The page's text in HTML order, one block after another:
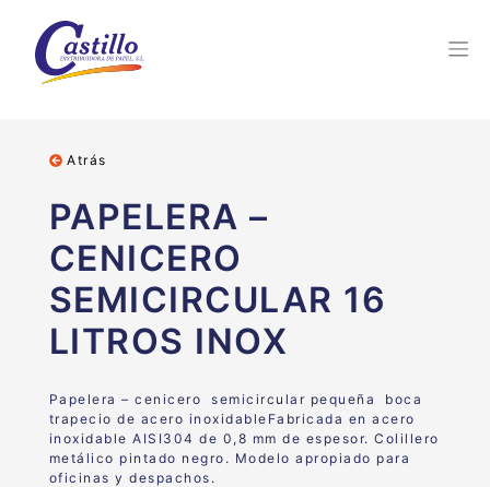
Atrás
PAPELERA –
CENICERO
SEMICIRCULAR 16
LITROS INOX
Papelera – cenicero semicircular pequeña boca
trapecio de acero inoxidable Fabricada en acero
inoxidable AISI304 de 0,8 mm de espesor. Colillero
metálico pintado negro. Modelo apropiado para
oficinas y despachos.